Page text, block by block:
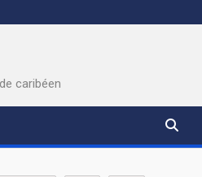
caribéen